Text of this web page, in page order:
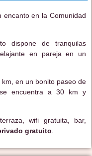
encanto en la Comunidad
dispone de tranquilas
en pareja en un
en un bonito paseo de
encuentra a 30 km y
wifi gratuita, bar,
gratuito